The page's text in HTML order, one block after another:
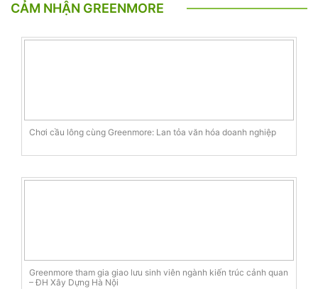
CẢM NHẬN GREENMORE
Chơi cầu lông cùng Greenmore: Lan tỏa văn hóa doanh nghiệp
Greenmore tham gia giao lưu sinh viên ngành kiến trúc cảnh quan
– ĐH Xây Dựng Hà Nội